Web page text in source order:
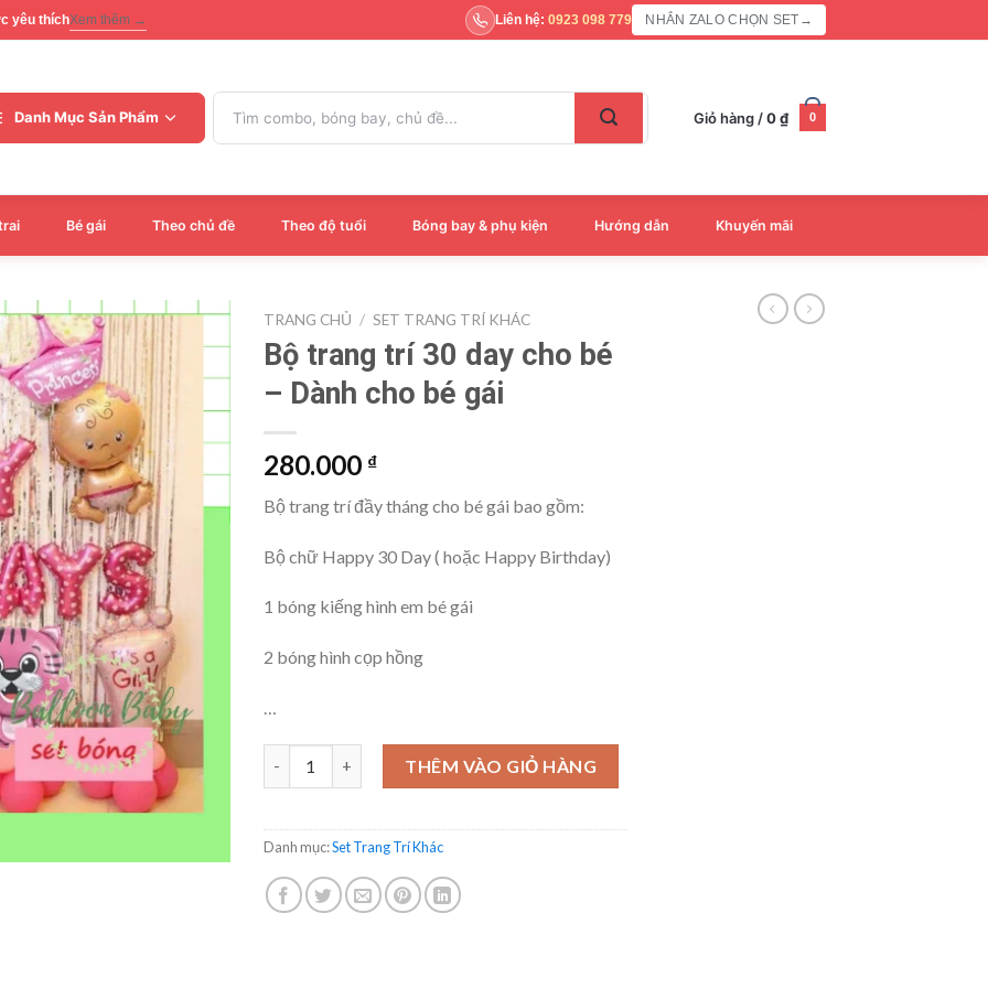
yêu thíchXem thêm → Liên hệ:0923 098 779 NHẮN ZALO CHỌN SET →
Danh Mục Sản Phẩm
Tìm
kiếm:
Giỏ hàng /0₫ 0
Bé gái Theo chủ đề Theo độ tuổi Bóng bay & phụ kiện Hướng dẫn Khuyến mãi
TRANG CHỦ / SET TRANG TRÍ KHÁC
Bộ trang trí 30 day cho bé
– Dành cho bé gái
280.000 ₫
Bộ trang trí đầy tháng cho bé gái bao gồm:
Bộ chữ Happy 30 Day ( hoặc Happy Birthday)
1 bóng kiếng hình em bé gái
2 bóng hình cọp hồng
…
Bộ trang trí 30 day cho bé - Dành cho bé gái số lượng
THÊM VÀO GIỎ HÀNG
Danh mục:Set Trang Trí Khác